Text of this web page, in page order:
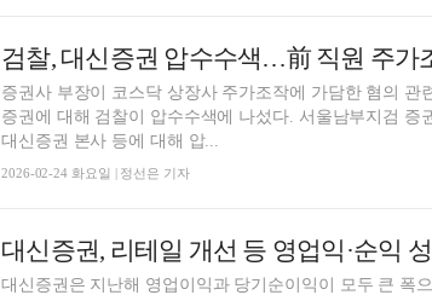
검찰, 대신증권 압수수색…前 직원 주가
증권사 부장이 코스닥 상장사 주가조작에 가담한 혐의 관
증권에 대해 검찰이 압수수색에 나섰다. 서울남부지검 증
대신증권 본사 등에 대해 압...
2026-02-24 화요일 | 정선은 기자
대신증권은 지난해 영업이익과 당기순이익이 모두 큰 폭